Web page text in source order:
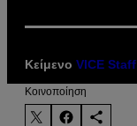
Κείμενο VICE Staff
Kοινοποίηση